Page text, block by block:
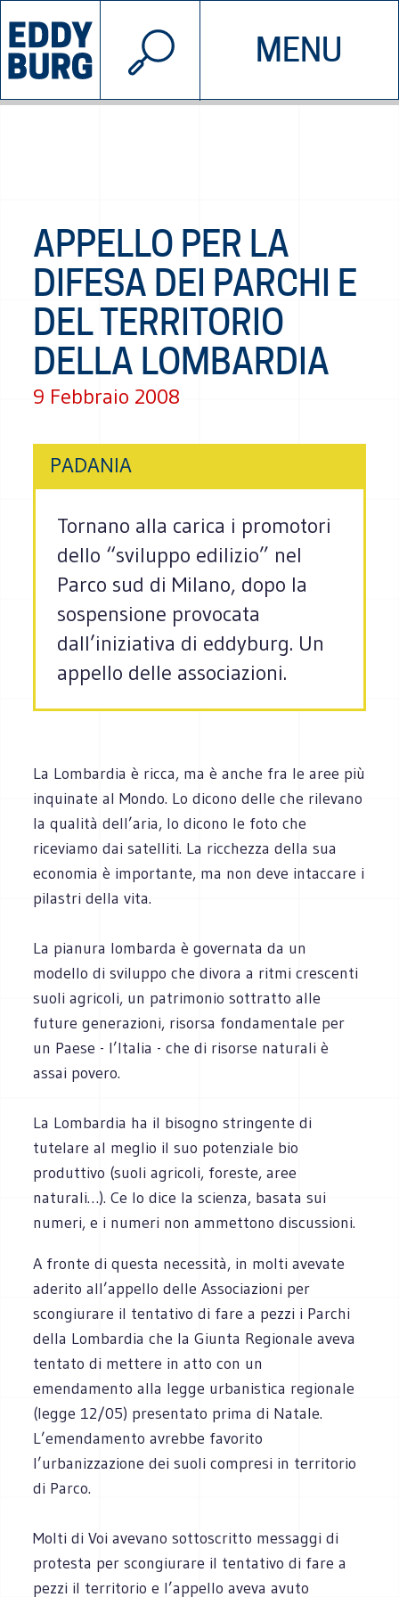
MENU
INIZIATIVE CHI SIAMO
© 2026 EDDYBURG
APPELLO PER LA
DIFESA DEI PARCHI E
DEL TERRITORIO
DELLA LOMBARDIA
9 Febbraio 2008
PADANIA
Tornano alla carica i promotori
dello “sviluppo edilizio” nel
Parco sud di Milano, dopo la
sospensione provocata
dall’iniziativa di eddyburg. Un
appello delle associazioni.
La Lombardia è ricca, ma è anche fra le aree più
inquinate al Mondo. Lo dicono delle che rilevano
la qualità dell’aria, lo dicono le foto che
riceviamo dai satelliti. La ricchezza della sua
economia è importante, ma non deve intaccare i
pilastri della vita.
La pianura lombarda è governata da un
modello di sviluppo che divora a ritmi crescenti
suoli agricoli, un patrimonio sottratto alle
future generazioni, risorsa fondamentale per
un Paese - l’Italia - che di risorse naturali è
assai povero.
La Lombardia ha il bisogno stringente di
tutelare al meglio il suo potenziale bio
produttivo (suoli agricoli, foreste, aree
naturali…). Ce lo dice la scienza, basata sui
numeri, e i numeri non ammettono discussioni.
A fronte di questa necessità, in molti avevate
aderito all’appello delle Associazioni per
scongiurare il tentativo di fare a pezzi i Parchi
della Lombardia che la Giunta Regionale aveva
tentato di mettere in atto con un
emendamento alla legge urbanistica regionale
(legge 12/05) presentato prima di Natale.
L’emendamento avrebbe favorito
l’urbanizzazione dei suoli compresi in territorio
di Parco.
Molti di Voi avevano sottoscritto messaggi di
protesta per scongiurare il tentativo di fare a
pezzi il territorio e l’appello aveva avuto